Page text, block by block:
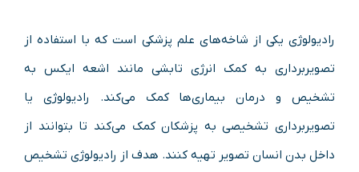
رادیولوژی یکی از شاخه‌های علم پزشکی است که با استفاده از
تصویربرداری به کمک انرژی تابشی مانند اشعه ایکس به
تشخیص و درمان بیماری‌ها کمک می‌کند. رادیولوژی یا
تصویربرداری تشخیصی به پزشکان کمک می‌کند تا بتوانند از
داخل بدن انسان تصویر تهیه کنند. هدف از رادیولوژی تشخیص